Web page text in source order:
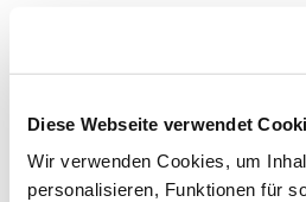
Diese Webseite verwendet
Wir verwenden Cookies, um
personalisieren, Funktionen für
Muttersprachler/Innen sind